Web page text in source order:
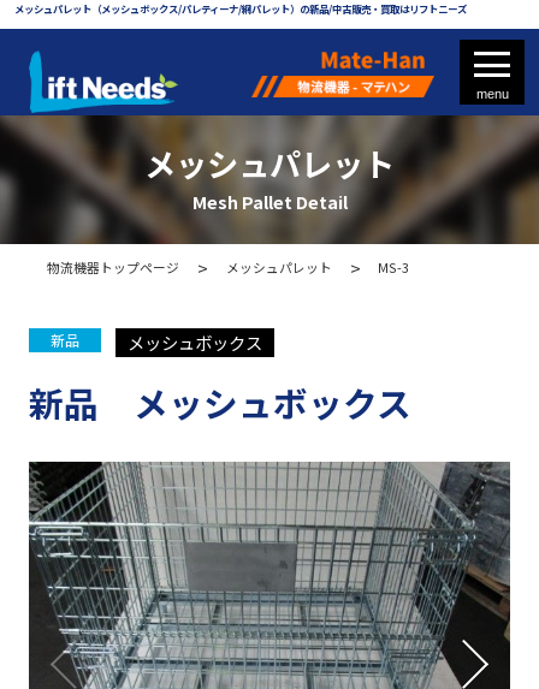
メッシュパレット（メッシュボックス/パレティーナ/網パレット）の新品/中古販売・買取はリフトニーズ
フォークリフト
フォークリフト部品
物流機器 - マテハン
各種パレット
メッシュパレット
ネスティングラック
重量・中量ラック
メッシュパレット
Mesh Pallet Detail
物流機器トップページ メッシュパレット MS-3
新品 メッシュボックス
新品 メッシュボックス